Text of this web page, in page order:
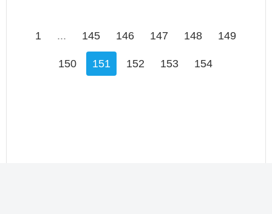
1 ... 145 146 147 148 149
150 151 152 153 154